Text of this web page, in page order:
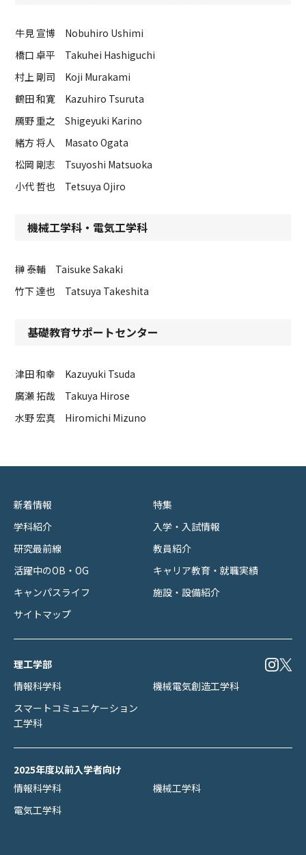
牛見 宣博 Nobuhiro Ushimi
橋口 卓平 Takuhei Hashiguchi
村上 剛司 Koji Murakami
鶴田 和寛 Kazuhiro Tsuruta
鴈野 重之 Shigeyuki Karino
緒方 将人 Masato Ogata
松岡 剛志 Tsuyoshi Matsuoka
小代 哲也 Tetsuya Ojiro
機械工学科・電気工学科
榊 泰輔 Taisuke Sakaki
竹下 達也 Tatsuya Takeshita
基礎教育サポートセンター
津田 和幸 Kazuyuki Tsuda
廣瀬 拓哉 Takuya Hirose
水野 宏真 Hiromichi Mizuno
新着情報
特集
学科紹介
入学・入試情報
研究最前線
教員紹介
活躍中のOB・OG
キャリア教育・就職実績
キャンパスライフ
施設・設備紹介
サイトマップ
理工学部
情報科学科
機械電気創造工学科
スマートコミュニケーション
工学科
2025年度以前入学者向け
情報科学科
機械工学科
電気工学科